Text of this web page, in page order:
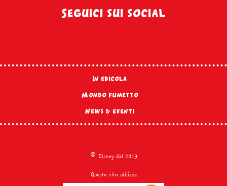
Seguici sui social
In edicola
Mondo fumetto
News & eventi
© Disney dal 2019
Questo sito utilizza